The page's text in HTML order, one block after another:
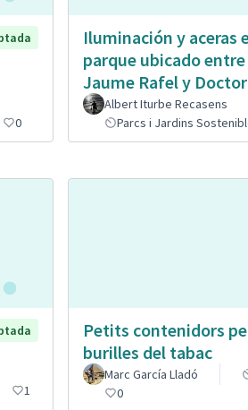
0
Iluminación y aceras
parque ubicado entre
Jaume Rafel y
Albert Iturbe Recasens
Parcs i Jardins
1
Petits contenidors
burilles del tabac
Marc García Lladó
0